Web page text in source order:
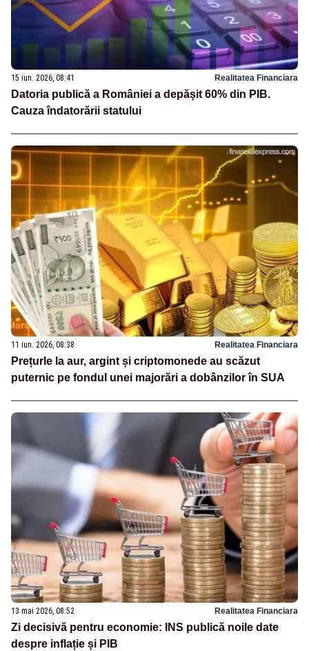
15 iun. 2026, 08:41 Realitatea Financiara
Datoria publică a României a depășit 60% din PIB.
Cauza îndatorării statului
11 iun. 2026, 08:38 Realitatea Financiara
Prețurle la aur, argint și criptomonede au scăzut
puternic pe fondul unei majorări a dobânzilor în SUA
13 mai 2026, 08:52 Realitatea Financiara
Zi decisivă pentru economie: INS publică noile date
despre inflație și PIB